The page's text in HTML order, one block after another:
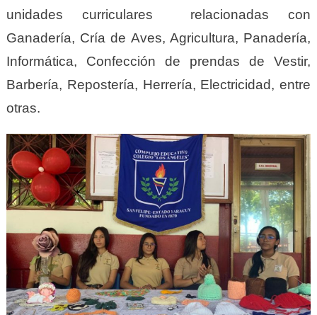
unidades curriculares relacionadas con
Ganadería, Cría de Aves, Agricultura, Panadería,
Informática, Confección de prendas de Vestir,
Barbería, Repostería, Herrería, Electricidad, entre
otras.